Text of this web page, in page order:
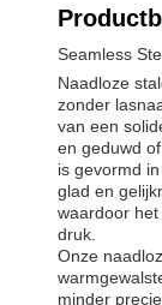
Seamless
Naadloze
zonder
van een
en geduwd
is gevormd
glad en
waardoor
druk.
Onze
minder